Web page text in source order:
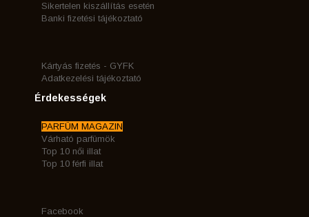
Sikertelen kiszállítás esetén
Banki fizetési tájékoztató
Kártyás fizetés - GYFK
Adatkezelési tájékoztató
Érdekességek
PARFÜM MAGAZIN
Várható parfümök
Top 10 női illat
Top 10 férfi illat
Facebook